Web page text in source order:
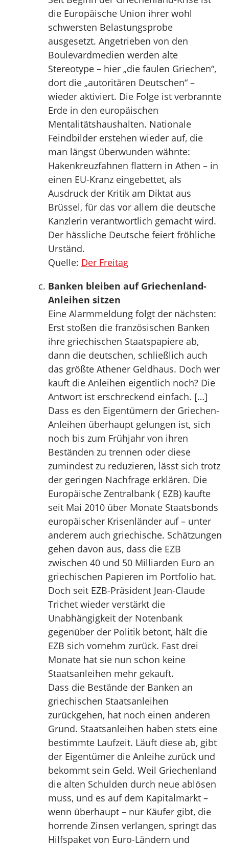
die Europäische Union ihrer wohl
schwersten Belastungsprobe
ausgesetzt. Angetrieben von den
Boulevardmedien werden alte
Stereotype – hier „die faulen Griechen“,
dort die „autoritären Deutschen“ –
wieder aktiviert. Die Folge ist verbrannte
Erde in den europäischen
Mentalitätshaushalten. Nationale
Feindbilder erstehen wieder auf, die
man längst überwunden wähnte:
Hakenkreuzfahnen flattern in Athen – in
einen EU-Kranz eingebettet, als
Ausdruck der Kritik am Diktat aus
Brüssel, für das vor allem die deutsche
Kanzlerin verantwortlich gemacht wird.
Der hässliche Deutsche feiert fröhliche
Urständ.
Quelle: Der Freitag
Banken bleiben auf Griechenland-
Anleihen sitzen
Eine Alarmmeldung folgt der nächsten:
Erst stoßen die französischen Banken
ihre griechischen Staatspapiere ab,
dann die deutschen, schließlich auch
das größte Athener Geldhaus. Doch wer
kauft die Anleihen eigentlich noch? Die
Antwort ist erschreckend einfach. […]
Dass es den Eigentümern der Griechen-
Anleihen überhaupt gelungen ist, sich
noch bis zum Frühjahr von ihren
Beständen zu trennen oder diese
zumindest zu reduzieren, lässt sich trotz
der geringen Nachfrage erklären. Die
Europäische Zentralbank ( EZB) kaufte
seit Mai 2010 über Monate Staatsbonds
europäischer Krisenländer auf – unter
anderem auch griechische. Schätzungen
gehen davon aus, dass die EZB
zwischen 40 und 50 Milliarden Euro an
griechischen Papieren im Portfolio hat.
Doch seit EZB-Präsident Jean-Claude
Trichet wieder verstärkt die
Unabhängigkeit der Notenbank
gegenüber der Politik betont, hält die
EZB sich vornehm zurück. Fast drei
Monate hat sie nun schon keine
Staatsanleihen mehr gekauft.
Dass die Bestände der Banken an
griechischen Staatsanleihen
zurückgehen, hat noch einen anderen
Grund. Staatsanleihen haben stets eine
bestimmte Laufzeit. Läuft diese ab, gibt
der Eigentümer die Anleihe zurück und
bekommt sein Geld. Weil Griechenland
die alten Schulden durch neue ablösen
muss, und es auf dem Kapitalmarkt –
wenn überhaupt – nur Käufer gibt, die
horrende Zinsen verlangen, springt das
Hilfspaket von Euro-Ländern und